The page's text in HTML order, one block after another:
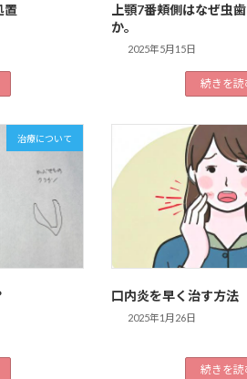
置
上顎7番頬側はなぜ虫
か。
2025年5月15日
続きを読
治療について
口内炎を早く治す方法
2025年1月26日
続きを読